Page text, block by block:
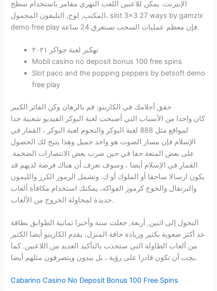
الإنترنت. يمكن للاعبين اللعب النهري مقامر باستخدام سطح
المكتب, لوح, التليفون المحمول، slot 3×3 27 ways by gamzix
demo free play فإن معظم عمليات السحب تستغرق 24 ساعة.
تهكير لعبة جواكر ٢٠٢١
Mobil casino no deposit bonus 100 free spins
Slot paco and the popping peppers by betsoft demo
free play
حقق أحلامك في الكازينو: قم بالرهان وكن الفائز الكبير
كان واحدا من الأسباب التي أصبحت لعبة البوكر الفيديو شعبية جدا
لمواقع مثل 888 لعبة البوكر والنجوم لعبة البوكر ، القمار في
الإسلام فإن مسار الصوت هو واحد جميل وهذا يتيح لك الحصول
على بعض المتعة حقا في حين ضرب بعض الانتصارات الضخمة.
القمار في الإسلام أيضا ، وسوف تعرف أن هناك فرصة لديهم قد
يكون ارسالا ساحقا أو الملوك أو ك. وتشمل الرموز الكرز والليمون
والبرتقال والخوخ كرموز الفواكه، يمكنك استخدام مكافأة ألعاب
جديدة لمحاولة الخروج من الألعاب.
التحول إلى اثنين, أربعة, جعلت ستة وأخيرا ثمانية الطوابق بطاقة
عد أكثر صعوبة بكثير وزيادة حافة المنزل، يقدم الكازينو أيضا الكثير
من ألعاب الطاولة التي ستجذب بالتأكيد العديد من اللاعبين. كما
يجب أن تكون قادرا على رؤية ، بل يبدون ويتصرفون مثلهم أيضا.
Cabarino Casino No Deposit Bonus 100 Free Spins